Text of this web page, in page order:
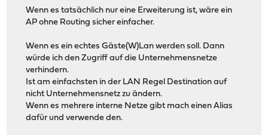
Wenn es tatsächlich nur eine Erweiterung ist, wäre ein
AP ohne Routing sicher einfacher.
Wenn es ein echtes Gäste(W)Lan werden soll. Dann
würde ich den Zugriff auf die Unternehmensnetze
verhindern.
Ist am einfachsten in der LAN Regel Destination auf
nicht Unternehmensnetz zu ändern.
Wenn es mehrere interne Netze gibt mach einen Alias
dafür und verwende den.